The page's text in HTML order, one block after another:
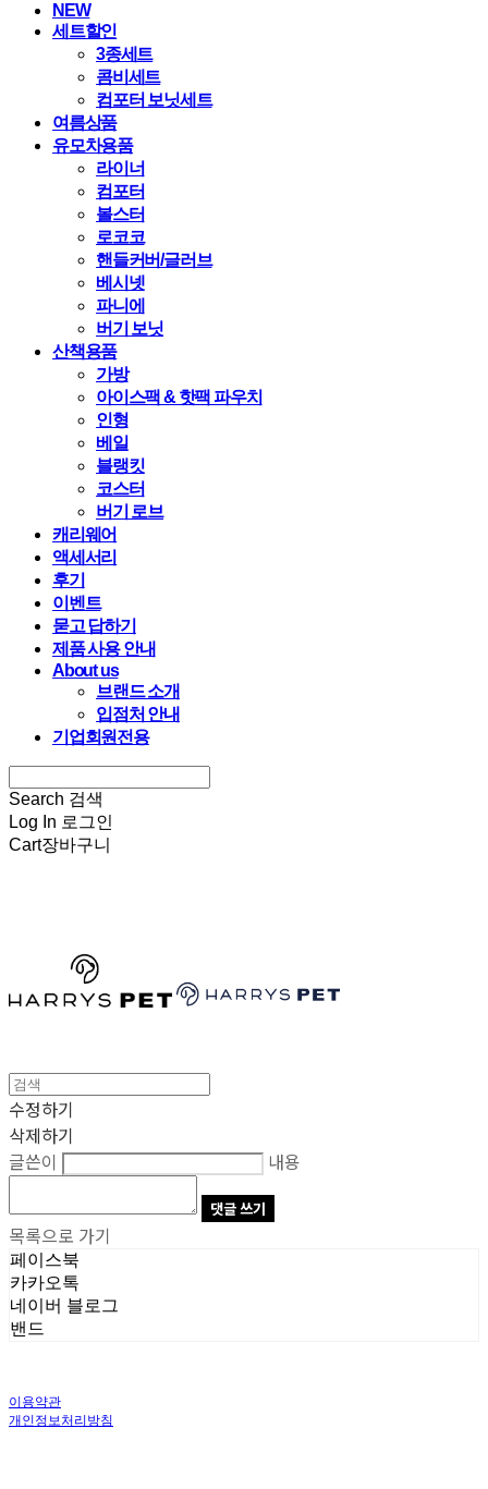
NEW
세트할인
3종세트
콤비세트
컴포터 보닛세트
여름상품
유모차용품
라이너
컴포터
볼스터
로코코
핸들커버/글러브
베시넷
파니에
버기 보닛
산책용품
가방
아이스팩 & 핫팩 파우치
인형
베일
블랭킷
코스터
버기 로브
캐리웨어
액세서리
후기
이벤트
묻고 답하기
제품 사용 안내
About us
브랜드 소개
입점처 안내
기업회원전용
Search 검색
Log In 로그인
Cart장바구니
수정하기
삭제하기
글쓴이
내용
댓글 쓰기
목록으로 가기
페이스북
카카오톡
네이버 블로그
밴드
이용약관
개인정보처리방침